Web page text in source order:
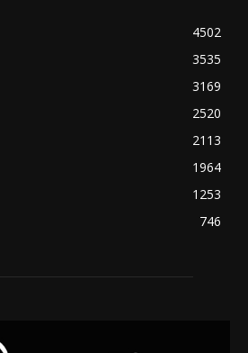
4502
3535
3169
2520
2113
1964
1253
746